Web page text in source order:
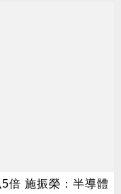
倍 施振榮：半導體